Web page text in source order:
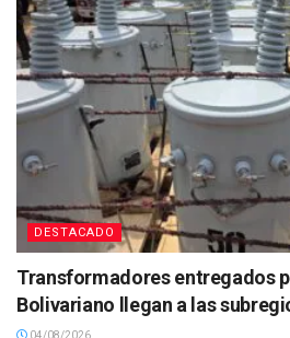
DESTACADO
Transformadores entregados
Bolivariano llegan a las
04/08/2026